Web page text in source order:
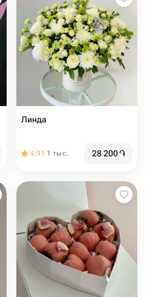
Линда
4.91 1 тыс. 28 200֏